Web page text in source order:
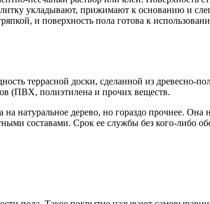
укладывают, прижимают к основанию и
и поверхность пола готова к
террасной доски, сделанной из древесно-
(ПВХ, полиэтилена и прочих веществ.
натуральное дерево, но гораздо прочнее.
составами. Срок ее службы без кого-либо